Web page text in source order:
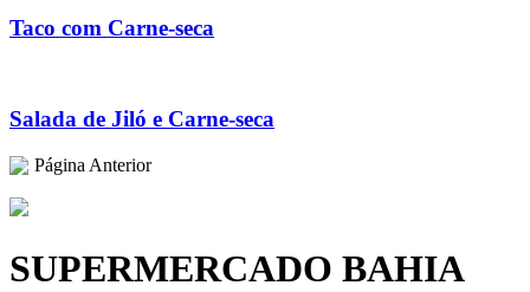
Taco com Carne-seca
Salada de Jiló e Carne-seca
Página Anterior
SUPERMERCADO BAHIA